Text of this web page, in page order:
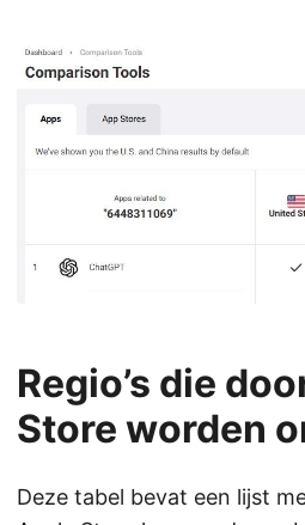
Regio’s die
Store worden
Deze tabel bevat een lijst